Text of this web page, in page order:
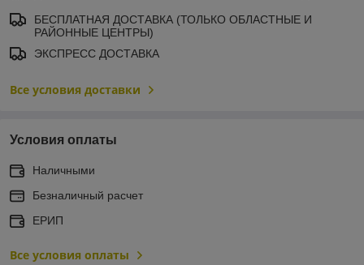
БЕСПЛАТНАЯ ДОСТАВКА (ТОЛЬКО ОБЛАСТНЫЕ И
РАЙОННЫЕ ЦЕНТРЫ)
ЭКСПРЕСС ДОСТАВКА
Все условия доставки
Условия оплаты
Наличными
Безналичный расчет
ЕРИП
Все условия оплаты